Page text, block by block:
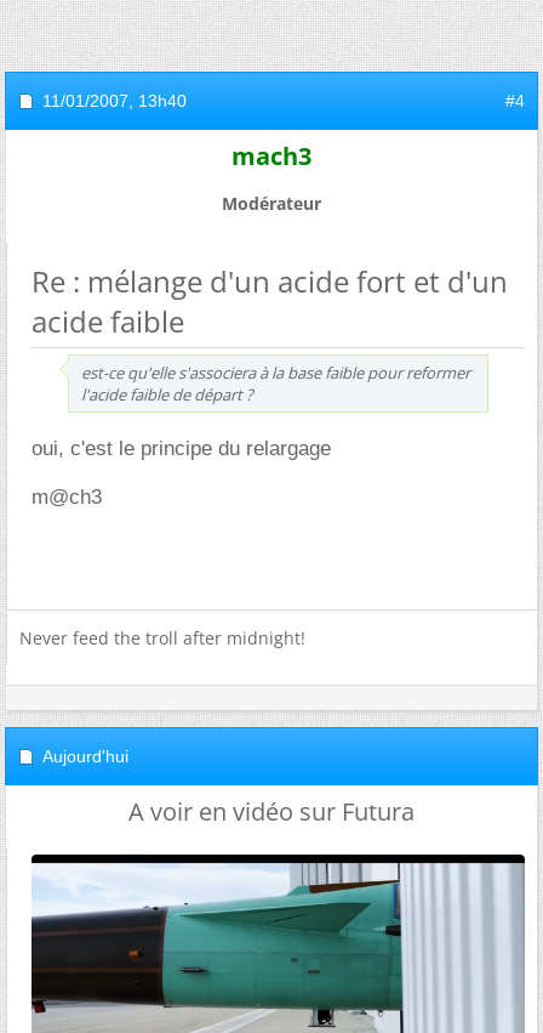
11/01/2007, 13h40 #4
mach3
Modérateur
Re : mélange d'un acide fort et d'un
acide faible
est-ce qu'elle s'associera à la base faible pour reformer
l'acide faible de départ ?
oui, c'est le principe du relargage
m@ch3
Never feed the troll after midnight!
Aujourd'hui
A voir en vidéo sur Futura